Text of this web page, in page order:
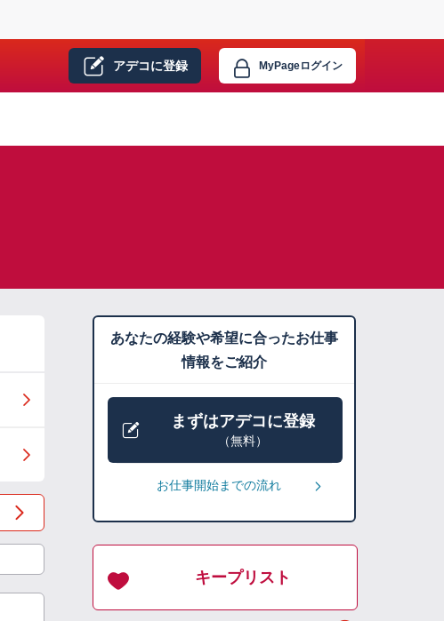
アデコに登録 MyPageログイン
あなたの経験や希望に合ったお仕事
情報をご紹介
まずはアデコに登録
（無料）
お仕事開始までの流れ
キープリスト